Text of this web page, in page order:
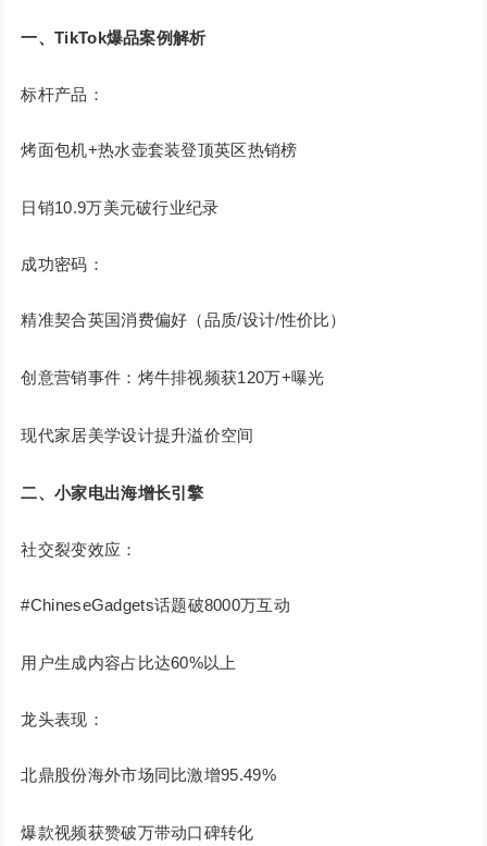
一、TikTok爆品案例解析
标杆产品：
烤面包机+热水壶套装登顶英区热销榜
日销10.9万美元破行业纪录
成功密码：
精准契合英国消费偏好（品质/设计/性价比）
创意营销事件：烤牛排视频获120万+曝光
现代家居美学设计提升溢价空间
二、小家电出海增长引擎
社交裂变效应：
#ChineseGadgets话题破8000万互动
用户生成内容占比达60%以上
龙头表现：
北鼎股份海外市场同比激增95.49%
爆款视频获赞破万带动口碑转化